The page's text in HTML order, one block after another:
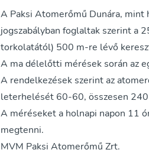
A Paksi Atomerőmű Dunára,
jogszabályban foglaltak szerint a
torkolatától) 500 m-re lévő
A ma délelőtti mérések során az
A rendelkezések szerint az
leterhelését 60-60, összesen
A méréseket a holnapi napon 11
megtenni.
MVM Paksi Atomerőmű Zrt.